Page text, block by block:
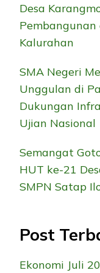
Desa
Kalurahan
SMA Negeri
Unggulan di
Dukungan
Ujian Nasional
Semangat
HUT ke-21
SMPN Satap
Post
Ekonomi Juli